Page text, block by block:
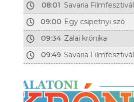
08:01 Savaria Filmfesztivál
09:00 Egy csipetnyi szó
09:34 Zalai krónika
09:49 Savaria Filmfesztivál